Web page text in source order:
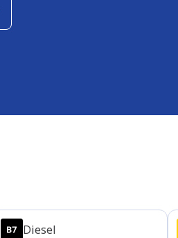
Diesel